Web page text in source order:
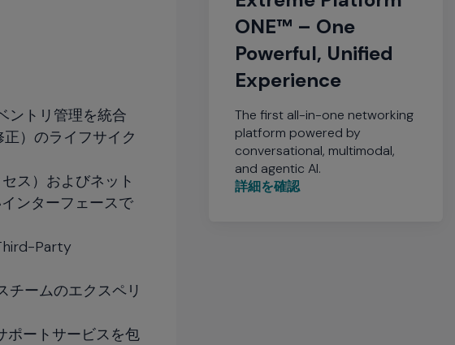
ントリ管理を統合
）のライフサイク
ス）およびネット
ンターフェースで
Party
チームのエクスペリ
ポートサービスを包
ONE™ – One
Powerful, Unified
Experience
The first all-in-one networking
platform powered by
conversational, multimodal,
and agentic AI.
詳細を確認